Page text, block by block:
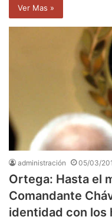
Ver Mas »
administración 05/03/
Ortega: Hasta el
Comandante
identidad con los